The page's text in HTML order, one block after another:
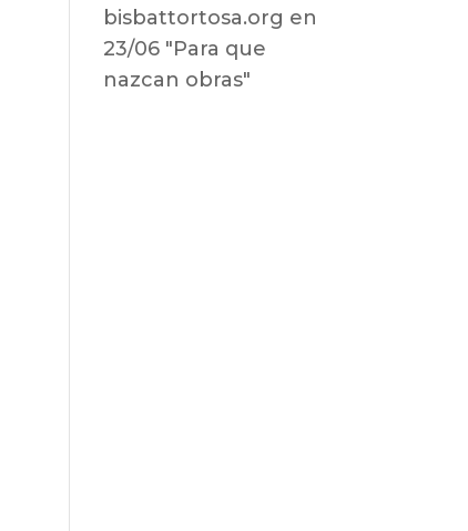
bisbattortosa.org en
23/06 "Para que
nazcan obras"